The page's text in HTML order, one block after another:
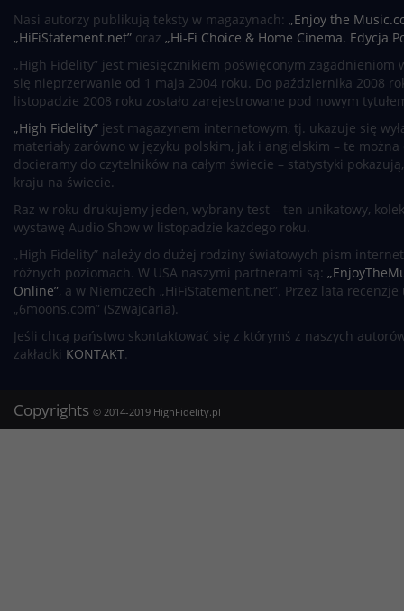
Nasi autorzy publikują teksty w magazynach: „Enjoy the
„HiFiStatement.net” oraz „Hi-Fi Choice & Home Cinema. Edycja
„High Fidelity” jest miesięcznikiem poświęconym zagadnieniom
się nieprzerwanie od 1 maja 2004 roku. Do października 2008
listopadzie 2008 roku zostało zarejestrowane pod nowym
„High Fidelity” jest magazynem internetowym, tj. ukazuje się
materiały zarówno w języku polskim, jak i angielskim – te
docieramy do czytelników na całym świecie – statystyki
kraju na świecie.
Raz w roku drukujemy jeden, wybrany test – ten unikatowy,
wystawę Audio Show w listopadzie każdego roku.
„High Fidelity” należy do dużej rodziny światowych pism
różnych poziomach. W USA naszymi partnerami są:
Online”, a w Niemczech „HiFiStatement.net”. Przez lata
„6moons.com” (Szwajcaria).
Jeśli chcą państwo skontaktować się z którymś z naszych
zakładki KONTAKT.
Copyrights © 2014-2019 HighFidelity.pl